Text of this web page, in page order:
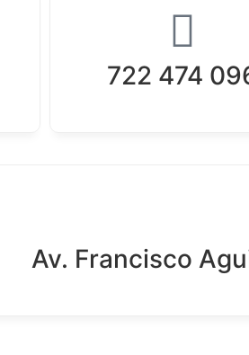
722 474
Av. Francisco